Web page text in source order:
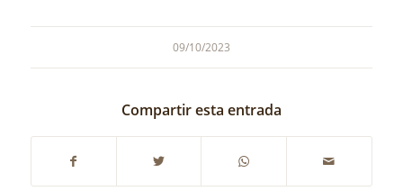
09/10/2023
Compartir esta entrada